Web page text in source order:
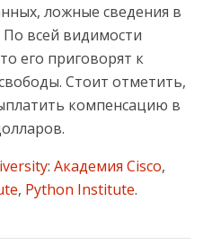
ложные сведения в
всей видимости
его приговорят к
Стоит отметить,
компенсацию в
: Академия Cisco,
, Python Institute.